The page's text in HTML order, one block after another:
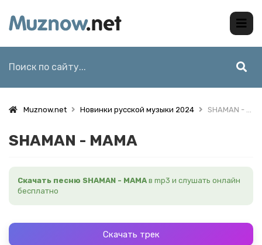
Muznow.net Новинки русской музыки 2024 SHAMAN - МАМА
SHAMAN - МАМА
Скачать песню SHAMAN - МАМА в mp3 и слушать онлайн
бесплатно
Скачать трек